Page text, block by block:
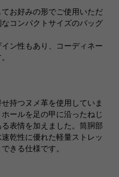
お好みの形でご使用いただ
コンパクトサイズのバッグ
ン性もあり、コーディネー
持つヌメ革を使用していま
ールを足の甲に沿ったねじ
表情を加えました。筒胴部
乾性に優れた軽量ストレッ
きる仕様です。